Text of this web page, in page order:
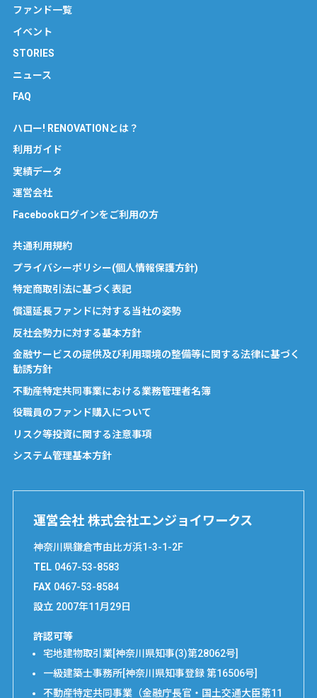
ファンド一覧
イベント
STORIES
ニュース
FAQ
ハロー! RENOVATIONとは？
利用ガイド
実績データ
運営会社
Facebookログインをご利用の方
共通利用規約
プライバシーポリシー(個人情報保護方針)
特定商取引法に基づく表記
償還延長ファンドに対する当社の姿勢
反社会勢力に対する基本方針
金融サービスの提供及び利用環境の整備等に関する法律に基づく
勧誘方針
不動産特定共同事業における業務管理者名簿
役職員のファンド購入について
リスク等投資に関する注意事項
システム管理基本方針
運営会社 株式会社エンジョイワークス
神奈川県鎌倉市由比ガ浜1-3-1-2F
TEL 0467-53-8583
FAX 0467-53-8584
設立 2007年11月29日
許認可等
宅地建物取引業[神奈川県知事(3)第28062号]
一級建築士事務所[神奈川県知事登録 第16506号]
不動産特定共同事業（金融庁長官・国土交通大臣第11